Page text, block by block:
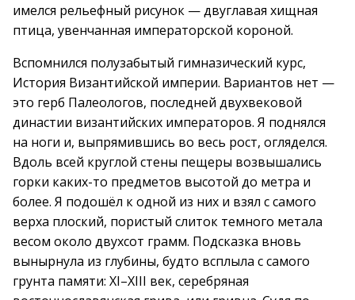
имелся рельефный рисунок — двуглавая хищная
птица, увенчанная императорской короной.
Вспомнился полузабытый гимназический курс,
История Византийской империи. Вариантов нет —
это герб Палеологов, последней двухвековой
династии византийских императоров. Я поднялся
на ноги и, выпрямившись во весь рост, огляделся.
Вдоль всей круглой стены пещеры возвышались
горки каких-то предметов высотой до метра и
более. Я подошёл к одной из них и взял с самого
верха плоский, пористый слиток темного метала
весом около двухсот грамм. Подсказка вновь
вынырнула из глубины, будто всплыла с самого
грунта памяти: XI–XIII век, серебряная